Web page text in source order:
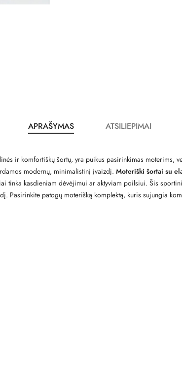
APRAŠYMAS ATSILIEPIMAI
ir komfortiškų šortų, yra puikus pasirinkimas moterims,
modernų, minimalistinį įvaizdį. Moteriški šortai su
tinka kasdieniam dėvėjimui ar aktyviam poilsiui. Šis
Pasirinkite patogų moterišką komplektą, kuris sujungia